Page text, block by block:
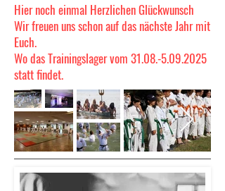
Hier noch einmal Herzlichen Glückwunsch
Wir freuen uns schon auf das nächste Jahr mit
Euch.
Wo das Trainingslager vom 31.08.-5.09.2025
statt findet.